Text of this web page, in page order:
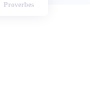
Proverbes